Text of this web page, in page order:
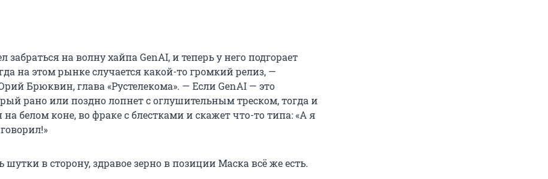
забраться на волну хайпа GenAI, и теперь у него подгорает
на этом рынке случается какой-то громкий релиз, —
Брюквин, глава «Рустелекома». — Если GenAI — это
рано или поздно лопнет с оглушительным треском, тогда и
белом коне, во фраке с блестками и скажет что-то типа: «А я
шутки в сторону, здравое зерно в позиции Маска всё же есть.